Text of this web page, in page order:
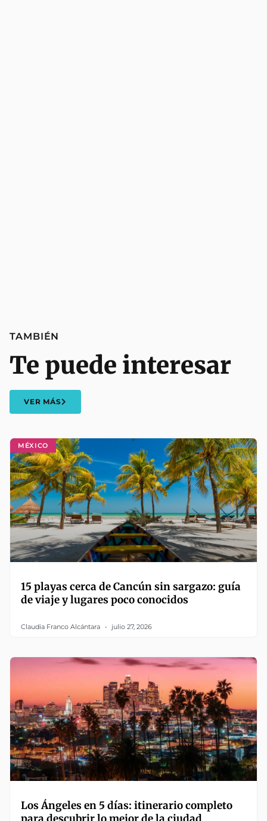
MÉXICO
15 playas cerca de Cancún sin sargazo: guía
de viaje y lugares poco conocidos
Claudia Franco Alcántara julio 27, 2026
Los Ángeles en 5 días: itinerario completo
TAMBIÉN
Te puede interesar
VER MÁS